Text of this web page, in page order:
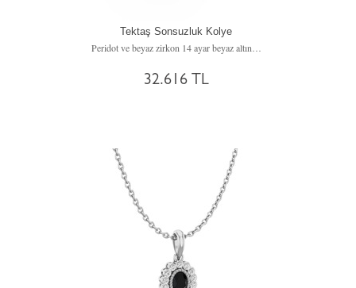
Tektaş Sonsuzluk Kolye
32.616 TL